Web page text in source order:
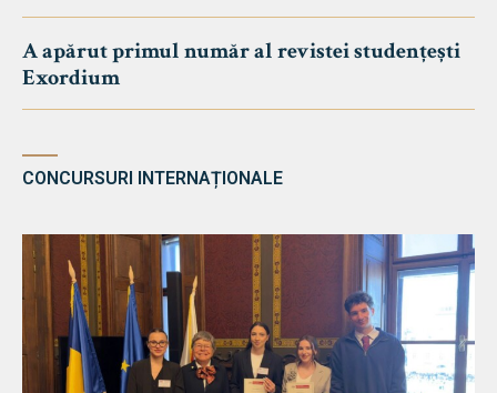
A apărut primul număr al revistei studențești
Exordium
CONCURSURI INTERNAȚIONALE